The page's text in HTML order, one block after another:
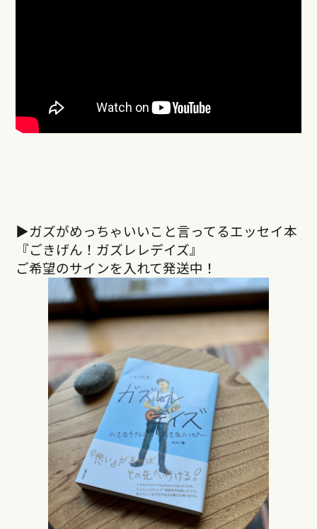
▶︎ガズがめっちゃいいこと言ってるエッセイ本
『ごきげん！ガズレレデイズ』
ご希望のサインを入れて発送中！